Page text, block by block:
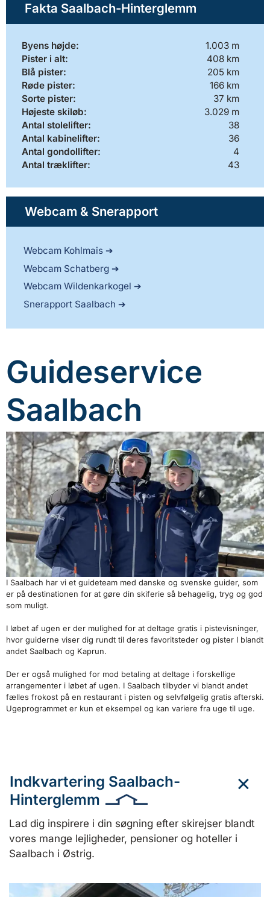
Fakta Saalbach-Hinterglemm
Byens højde:
1.003 m
Pister i alt:
408 km
Blå pister:
205 km
Røde pister:
166 km
Sorte pister:
37 km
Højeste skiløb:
3.029 m
Antal stolelifter:
38
Antal kabinelifter:
36
Antal gondollifter:
4
Antal træklifter:
43
Webcam & Snerapport
Webcam Kohlmais
Webcam Schatberg
Webcam Wildenkarkogel
Snerapport Saalbach
Guideservice
Saalbach
I Saalbach har vi et guideteam med danske og svenske guider, som
er på destinationen for at gøre din skiferie så behagelig, tryg og god
som muligt.
I løbet af ugen er der mulighed for at deltage gratis i pistevisninger,
hvor guiderne viser dig rundt til deres favoritsteder og pister I blandt
andet Saalbach og Kaprun.
Der er også mulighed for mod betaling at deltage i forskellige
arrangementer i løbet af ugen. I Saalbach tilbyder vi blandt andet
fælles frokost på en restaurant i pisten og selvfølgelig gratis afterski.
Ugeprogrammet er kun et eksempel og kan variere fra uge til uge.
Indkvartering Saalbach-
Hinterglemm
Lad dig inspirere i din søgning efter skirejser blandt
vores mange lejligheder, pensioner og hoteller i
Saalbach i Østrig.